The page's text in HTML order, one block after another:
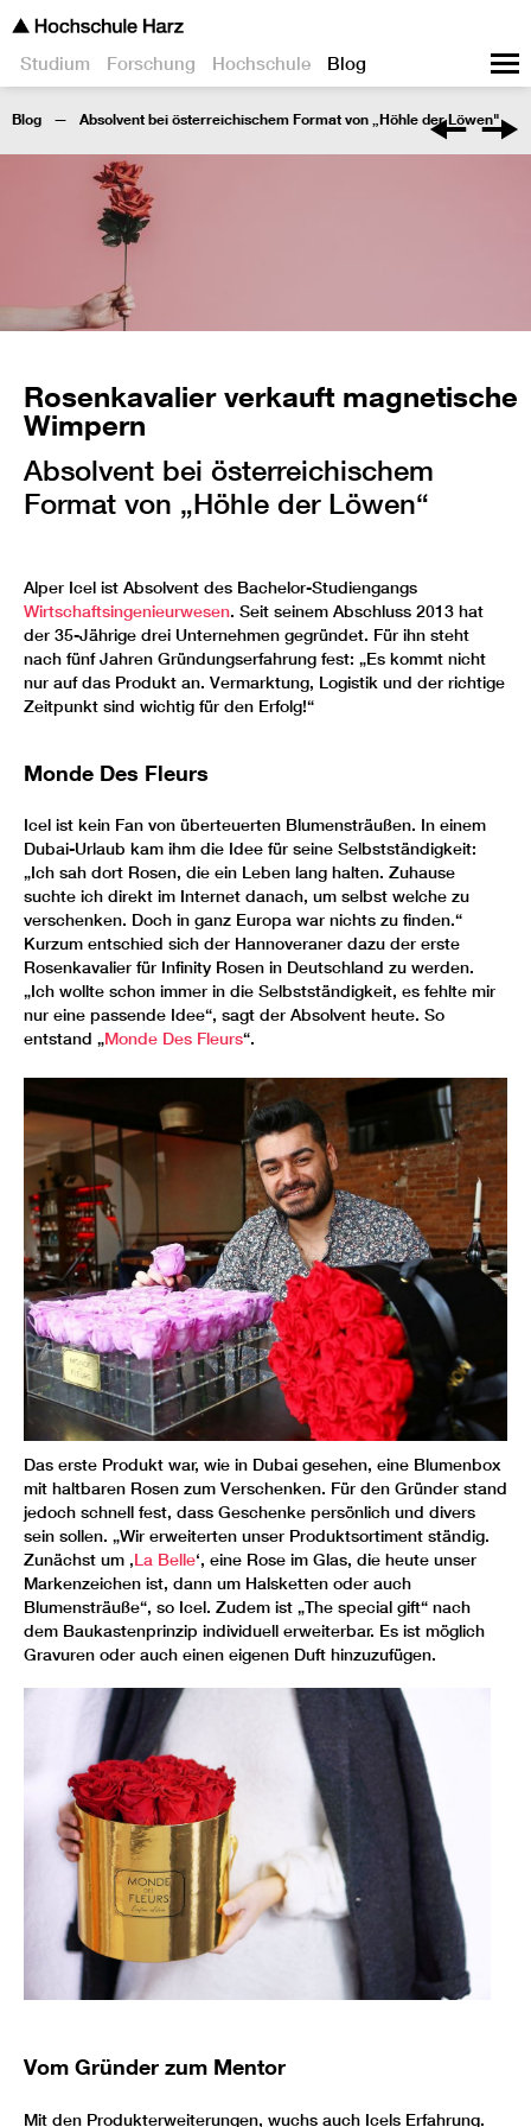
Studium Forschung Hochschule Blog
Blog Absolvent bei österreichischem Format von „Höhle der Löwen"
Rosenkavalier verkauft magnetische
Wimpern
Absolvent bei österreichischem
Format von „Höhle der Löwen“
Alper Icel ist Absolvent des Bachelor-Studiengangs
Wirtschaftsingenieurwesen. Seit seinem Abschluss 2013 hat
der 35-Jährige drei Unternehmen gegründet. Für ihn steht
nach fünf Jahren Gründungserfahrung fest: „Es kommt nicht
nur auf das Produkt an. Vermarktung, Logistik und der richtige
Zeitpunkt sind wichtig für den Erfolg!“
Monde Des Fleurs
Icel ist kein Fan von überteuerten Blumensträußen. In einem
Dubai-Urlaub kam ihm die Idee für seine Selbstständigkeit:
„Ich sah dort Rosen, die ein Leben lang halten. Zuhause
suchte ich direkt im Internet danach, um selbst welche zu
verschenken. Doch in ganz Europa war nichts zu finden.“
Kurzum entschied sich der Hannoveraner dazu der erste
Rosenkavalier für Infinity Rosen in Deutschland zu werden.
„Ich wollte schon immer in die Selbstständigkeit, es fehlte mir
nur eine passende Idee“, sagt der Absolvent heute. So
entstand „Monde Des Fleurs“.
Das erste Produkt war, wie in Dubai gesehen, eine Blumenbox
mit haltbaren Rosen zum Verschenken. Für den Gründer stand
jedoch schnell fest, dass Geschenke persönlich und divers
sein sollen. „Wir erweiterten unser Produktsortiment ständig.
Zunächst um ‚La Belle‘, eine Rose im Glas, die heute unser
Markenzeichen ist, dann um Halsketten oder auch
Blumensträuße“, so Icel. Zudem ist „The special gift“ nach
dem Baukastenprinzip individuell erweiterbar. Es ist möglich
Gravuren oder auch einen eigenen Duft hinzuzufügen.
Vom Gründer zum Mentor
Mit den Produkterweiterungen, wuchs auch Icels Erfahrung.